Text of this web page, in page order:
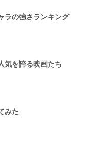
ラの強さランキング
気を誇る映画たち
みた